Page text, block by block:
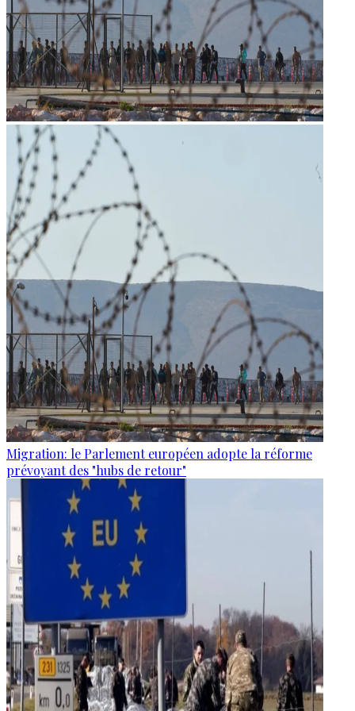
Migration: le Parlement européen adopte la réforme
prévoyant des "hubs de retour"